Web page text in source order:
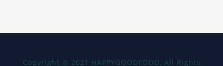
Copyright © 2021 HAPPYGOODFOOD, All Rights